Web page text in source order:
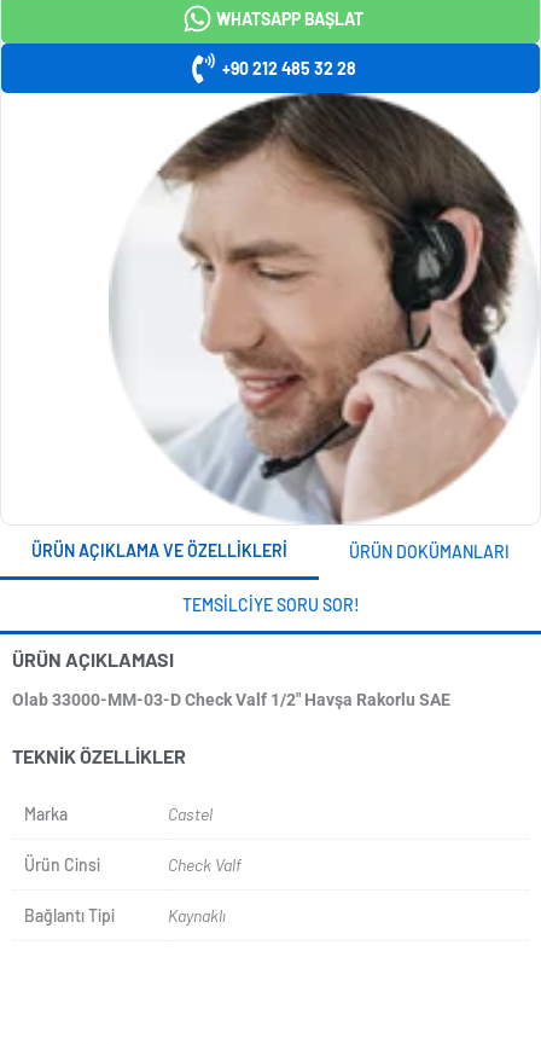
WHATSAPP BAŞLAT
+90 212 485 32 28
ÜRÜN AÇIKLAMA VE ÖZELLIKLERI ÜRÜN DOKÜMANLARI
TEMSILCIYE SORU SOR!
ÜRÜN AÇIKLAMASI
Olab 33000-MM-03-D Check Valf 1/2" Havşa Rakorlu SAE
TEKNIK ÖZELLIKLER
Marka Castel
Ürün Cinsi Check Valf
Bağlantı Tipi Kaynaklı